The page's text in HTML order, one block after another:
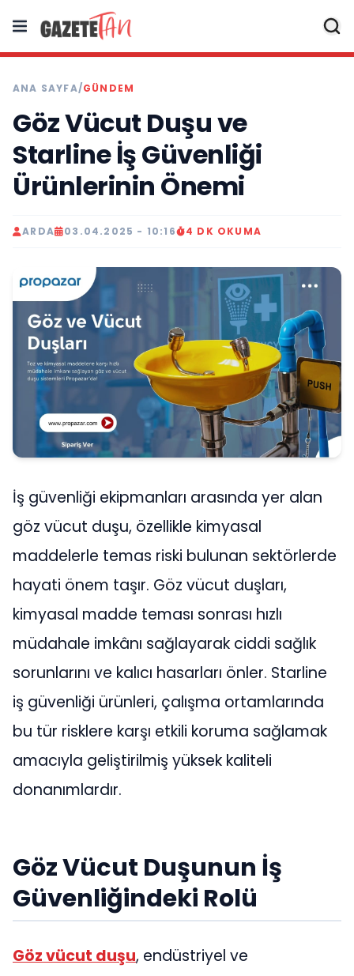
ANA SAYFA/GÜNDEM
Göz Vücut Duşu ve
Starline İş Güvenliği
Ürünlerinin Önemi
ARDA 03.04.2025 - 10:16 4 DK OKUMA
İş güvenliği ekipmanları arasında yer alan
göz vücut duşu, özellikle kimyasal
maddelerle temas riski bulunan sektörlerde
hayati önem taşır. Göz vücut duşları,
kimyasal madde teması sonrası hızlı
müdahale imkânı sağlayarak ciddi sağlık
sorunlarını ve kalıcı hasarları önler. Starline
iş güvenliği ürünleri, çalışma ortamlarında
bu tür risklere karşı etkili koruma sağlamak
amacıyla geliştirilmiş yüksek kaliteli
donanımlardır.
Göz Vücut Duşunun İş
Güvenliğindeki Rolü
Göz vücut duşu, endüstriyel ve